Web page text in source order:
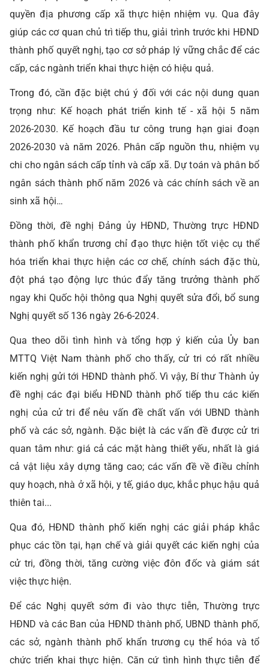
quyền địa phương cấp xã thực hiện nhiệm vụ. Qua đây
giúp các cơ quan chủ trì tiếp thu, giải trình trước khi HĐND
thành phố quyết nghị, tạo cơ sở pháp lý vững chắc để các
cấp, các ngành triển khai thực hiện có hiệu quả.
Trong đó, cần đặc biệt chú ý đối với các nội dung quan
trọng như: Kế hoạch phát triển kinh tế - xã hội 5 năm
2026-2030. Kế hoạch đầu tư công trung hạn giai đoạn
2026-2030 và năm 2026. Phân cấp nguồn thu, nhiệm vụ
chi cho ngân sách cấp tỉnh và cấp xã. Dự toán và phân bổ
ngân sách thành phố năm 2026 và các chính sách về an
sinh xã hội…
Đồng thời, đề nghị Đảng ủy HĐND, Thường trực HĐND
thành phố khẩn trương chỉ đạo thực hiện tốt việc cụ thể
hóa triển khai thực hiện các cơ chế, chính sách đặc thù,
đột phá tạo động lực thúc đẩy tăng trưởng thành phố
ngay khi Quốc hội thông qua Nghị quyết sửa đổi, bổ sung
Nghị quyết số 136 ngày 26-6-2024.
Qua theo dõi tình hình và tổng hợp ý kiến của Ủy ban
MTTQ Việt Nam thành phố cho thấy, cử tri có rất nhiều
kiến nghị gửi tới HĐND thành phố. Vì vậy, Bí thư Thành ủy
đề nghị các đại biểu HĐND thành phố tiếp thu các kiến
nghị của cử tri để nêu vấn đề chất vấn với UBND thành
phố và các sở, ngành. Đặc biệt là các vấn đề được cử tri
quan tâm như: giá cả các mặt hàng thiết yếu, nhất là giá
cả vật liệu xây dựng tăng cao; các vấn đề về điều chỉnh
quy hoạch, nhà ở xã hội, y tế, giáo dục, khắc phục hậu quả
thiên tai...
Qua đó, HĐND thành phố kiến nghị các giải pháp khắc
phục các tồn tại, hạn chế và giải quyết các kiến nghị của
cử tri, đồng thời, tăng cường việc đôn đốc và giám sát
việc thực hiện.
Để các Nghị quyết sớm đi vào thực tiễn, Thường trực
HĐND và các Ban của HĐND thành phố, UBND thành phố,
các sở, ngành thành phố khẩn trương cụ thể hóa và tổ
chức triển khai thực hiện. Căn cứ tình hình thực tiễn để